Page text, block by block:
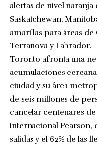
alertas de nivel naranja
Saskatchewan,
amarillas para áreas
Terranova y Labrador.
Toronto afronta una
acumulaciones
ciudad y su área
de seis millones de
cancelar centenares
internacional Pearson,
salidas y el 62% de las